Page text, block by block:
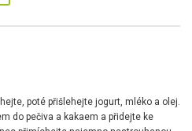
poté přišlehejte jogurt, mléko a olej.
do pečiva a kakaem a přidejte ke